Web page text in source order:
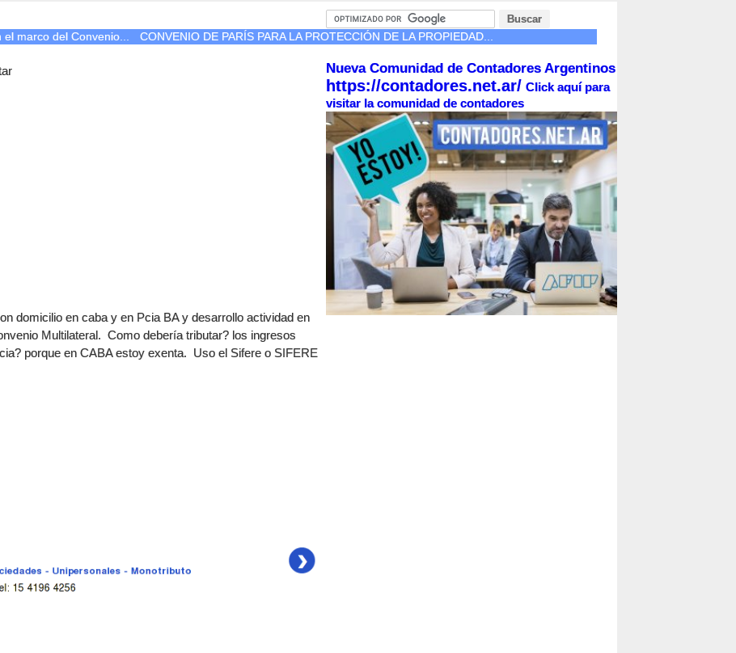
el marco del Convenio... CONVENIO DE PARÍS PARA LA PROTECCIÓN DE LA PROPIEDAD...
domicilio en caba y en Pcia BA y desarrollo actividad en
Multilateral. Como debería tributar? los ingresos
porque en CABA estoy exenta. Uso el Sifere o SIFERE
Nueva Comunidad de Contadores Argentinos
https://contadores.net.ar/ Click aquí para
visitar la comunidad de contadores